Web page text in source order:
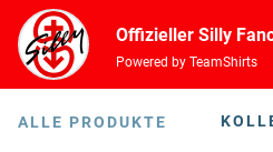
Offizieller Silly
Powered by TeamShirts
ALLE PRODUKTE